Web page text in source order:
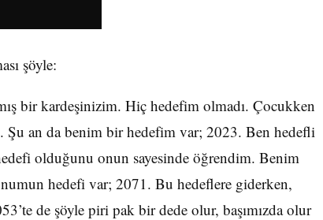
şöyle:
bir kardeşinizim. Hiç hedefim olmadı. Çocukken
an da benim bir hedefim var; 2023. Ben hedefli
olduğunu onun sayesinde öğrendim. Benim
hedefi var; 2071. Bu hedeflere giderken,
de şöyle piri pak bir dede olur, başımızda olur